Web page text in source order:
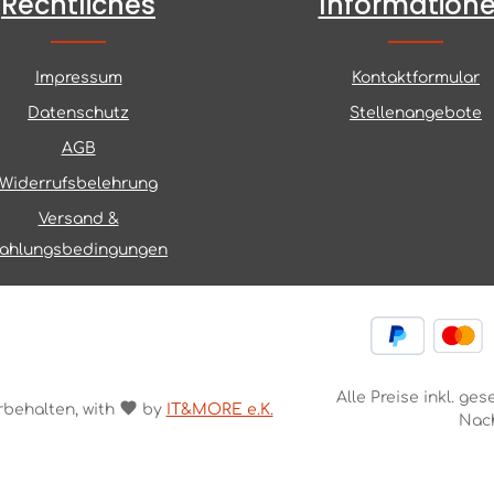
Impressum
Datenschutz
AGB
Widerrufsbelehrung
Versand &
Kontaktformular
Stellenangebote
with by IT&MORE e.K.
Alle Preise inkl.